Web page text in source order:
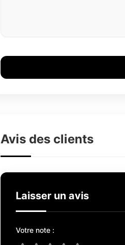
Avis des clients
Laisser un avis
Votre note :